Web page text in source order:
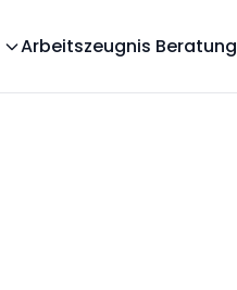
Arbeitszeugnis Beratung